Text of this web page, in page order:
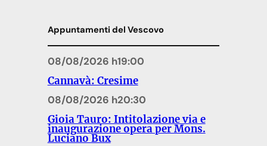
Appuntamenti del Vescovo
08/08/2026 h19:00
Cannavà: Cresime
08/08/2026 h20:30
Gioia Tauro: Intitolazione via e
inaugurazione opera per Mons.
Luciano Bux